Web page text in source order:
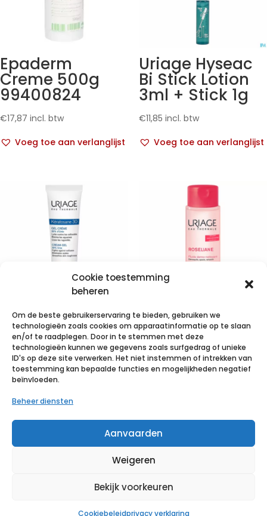
Cookie toestemming
beheren
Om de beste gebruikerservaring te bieden, gebruiken we
technologieën zoals cookies om apparaatinformatie op te slaan
en/of te raadplegen. Door in te stemmen met deze
technologieën kunnen we gegevens zoals surfgedrag of unieke
ID's op deze site verwerken. Het niet instemmen of intrekken van
toestemming kan bepaalde functies en mogelijkheden negatief
beïnvloeden.
Beheer diensten
Aanvaarden
Weigeren
Bekijk voorkeuren
Cookiebeleidprivacy verklaring
Epaderm
Creme 500g
99400824
€17,87 incl. btw
Voeg toe aan verlanglijst
Uriage Hyseac
Bi Stick Lotion
3ml + Stick 1g
€11,85 incl. btw
Voeg toe aan verlanglijst
Uriage
Thermale
Keratosane 30%
40ml
Voeg toe aan verlanglijst
Uriage
Roseliane
Dermo
Reiniging
Voeg toe aan verlanglijst